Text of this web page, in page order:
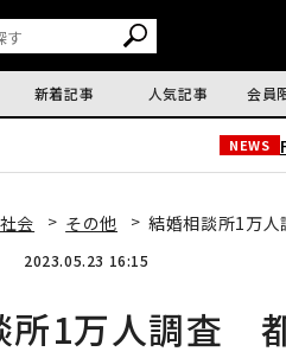
新着記事 人気記事 会員
NEWS
会 その他 結婚相談所1万
2023.05.23 16:15
所1万人調査